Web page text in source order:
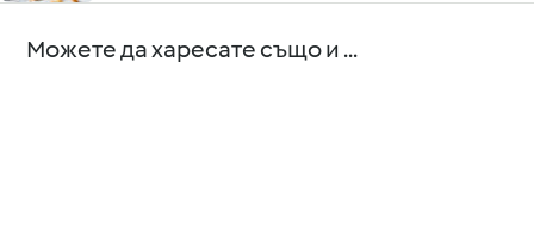
Можете да харесате също и ...